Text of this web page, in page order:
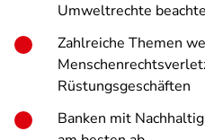
Umweltrechte
Zahlreiche Themen
Rüstungsgeschäften
Banken mit